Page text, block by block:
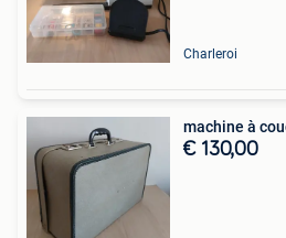
Charleroi
machine à
€ 130,00